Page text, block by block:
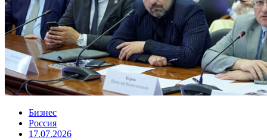
Бизнес
Россия
17.07.2026